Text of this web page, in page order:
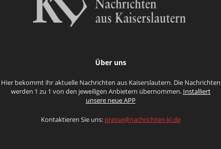
Über uns
Hier bekommt ihr aktuelle Nachrichten aus Kaiserslautern. Die Nachrichten
werden 1 zu 1 von den jeweiligen Anbietern übernommen. Installiert
unsere neue APP
Kontaktieren Sie uns: presse@nachrichten-kl.de